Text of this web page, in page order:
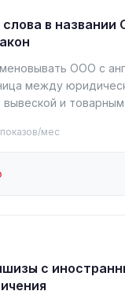
в
ООО с
между
и товарным
мес
с